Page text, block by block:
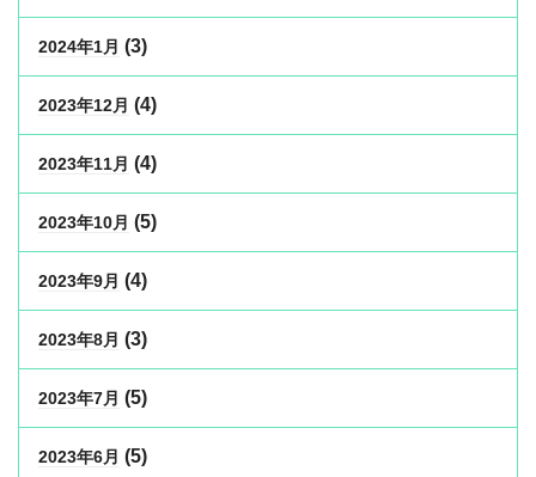
2024年1月 (3)
2023年12月 (4)
2023年11月 (4)
2023年10月 (5)
2023年9月 (4)
2023年8月 (3)
2023年7月 (5)
2023年6月 (5)